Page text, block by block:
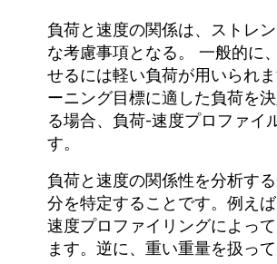
負荷と速度の関係は、ストレ
な考慮事項となる。 一般的に
せるには軽い負荷が用いられ
ーニング目標に適した負荷を
る場合、負荷-速度プロファイ
す。
負荷と速度の関係性を分析す
分を特定することです。例え
速度プロファイリングによっ
ます。逆に、重い重量を扱っ